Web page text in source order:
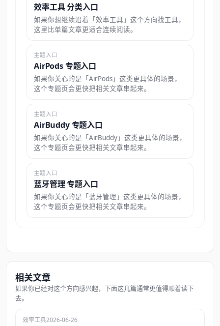
效率工具 分类入口
如果你想继续沿着「效率工具」这个方向找工具，
这里比单篇文章更适合连续阅读。
主题入口
AirPods 专题入口
如果你关心的是「AirPods」这类更具体的场景，
这个专题页会更快把相关文章串起来。
主题入口
AirBuddy 专题入口
如果你关心的是「AirBuddy」这类更具体的场景，
这个专题页会更快把相关文章串起来。
主题入口
蓝牙管理 专题入口
如果你关心的是「蓝牙管理」这类更具体的场景，
这个专题页会更快把相关文章串起来。
相关文章
如果你已经对这个方向感兴趣，下面这几篇通常更值得顺着读下
去。
效率工具2026-06-26